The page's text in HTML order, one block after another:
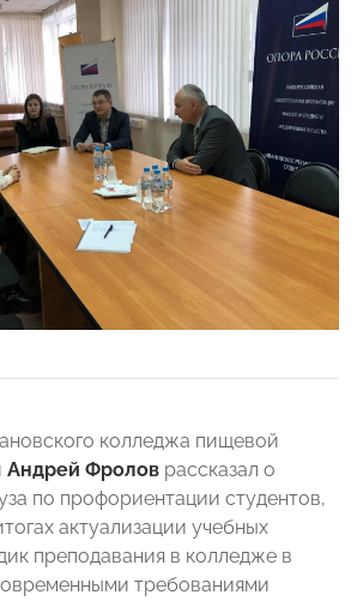
колледжа пищевой
Андрей Фролов рассказал о
по профориентации студентов,
актуализации учебных
преподавания в колледже в
требованиями